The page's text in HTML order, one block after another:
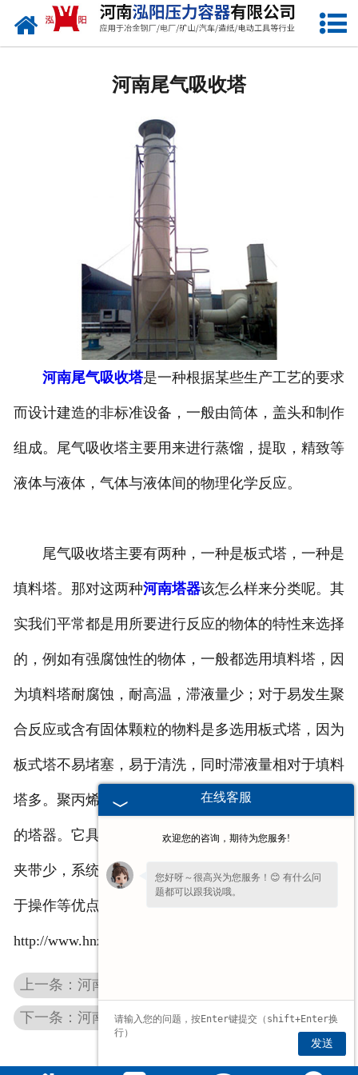
网站首页
河南缓冲罐
河南分离容器
河南塔器
河南换热容器
河南尾气吸收塔
河南尾气吸收塔是一种根据某些生产工艺的要求
而设计建造的非标准设备，一般由筒体，盖头和制作
组成。尾气吸收塔主要用来进行蒸馏，提取，精致等
液体与液体，气体与液体间的物理化学反应。
尾气吸收塔主要有两种，一种是板式塔，一种是
填料塔。那对这两种河南塔器该怎么样来分类呢。其
实我们平常都是用所要进行反应的物体的特性来选择
的，例如有强腐蚀性的物体，一般都选用填料塔，因
为填料塔耐腐蚀，耐高温，滞液量少；对于易发生聚
合反应或含有固体颗粒的物料是多选用板式塔，因为
板式塔不易堵塞，易于清洗，同时滞液量相对于填料
塔多。聚丙烯，河南聚氯乙烯塔器是河南塔器
的塔器。它具有传质传热效果好，气液负荷高，雾沫
夹带少，系统阻力小，防堵性能好，除尘效果好，易
于操作等优点。有需要尾气吸收塔的请点击：
http://www.hnznsh.com
上一条：河南储油罐
下一条：河南填料吸收塔
在线客服
欢迎您的咨询，期待为您服务!
您好呀～很高兴为您服务！😊 有什么问
题都可以跟我说哦。
发送